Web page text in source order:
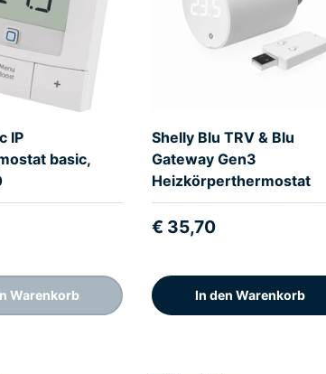
IP
basic,
Warenkorb
Shelly Blu TRV & Blu
Gateway Gen3
Heizkörperthermostat
€ 35,70
In den Warenkorb